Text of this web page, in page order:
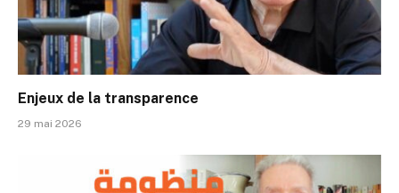
Enjeux de la transparence
29 mai 2026